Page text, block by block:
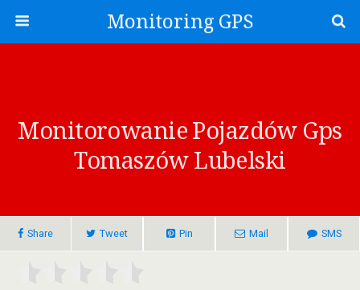
Monitoring GPS
Monitorowanie Pojazdów Gps
Tomaszów Lubelski
Share Tweet Pin Mail SMS